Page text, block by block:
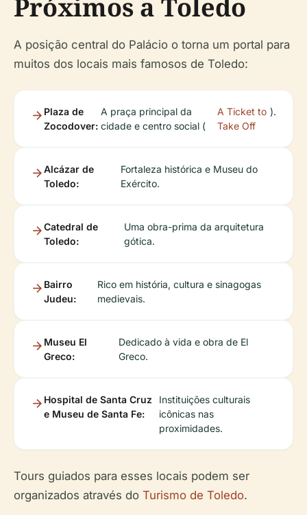
Próximos a Toledo
A posição central do Palácio o torna um portal para
muitos dos locais mais famosos de Toledo:
Plaza de
Zocodover:
A praça principal da
cidade e centro social (
A Ticket to
Take Off
).
Alcázar de
Toledo:
Fortaleza histórica e Museu do
Exército.
Catedral de
Toledo:
Uma obra-prima da arquitetura
gótica.
Bairro
Judeu:
Rico em história, cultura e sinagogas
medievais.
Museu El
Greco:
Dedicado à vida e obra de El
Greco.
Hospital de Santa Cruz
e Museu de Santa Fe:
Instituições culturais
icônicas nas
proximidades.
Tours guiados para esses locais podem ser
organizados através do Turismo de Toledo.